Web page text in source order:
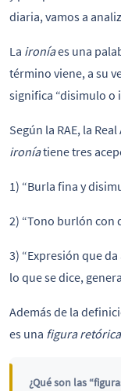
diaria, vamos a
La ironíaes una
término viene, a su
significa “disimulo o
Según la RAE, la
ironíatiene tres
1) “Burla fina y
2) “Tono burlón con
3) “Expresión que
lo que se dice,
Además de la
es una figura retórica
¿Qué son las